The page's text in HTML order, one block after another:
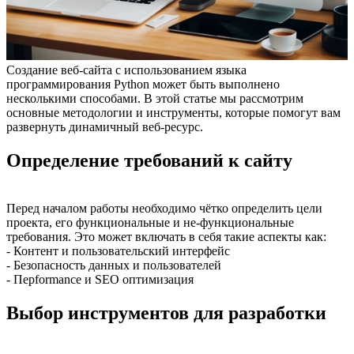
Создание веб-сайта с использованием языка
программирования Python может быть выполнено
несколькими способами. В этой статье мы рассмотрим
основные методологии и инструменты, которые помогут вам
развернуть динамичный веб-ресурс.
Определение требований к сайту
Перед началом работы необходимо чётко определить цели
проекта, его функциональные и не-функциональные
требования. Это может включать в себя такие аспекты как:
- Контент и пользовательский интерфейс
- Безопасность данных и пользователей
- Перformance и SEO оптимизация
Выбор инструментов для разработки